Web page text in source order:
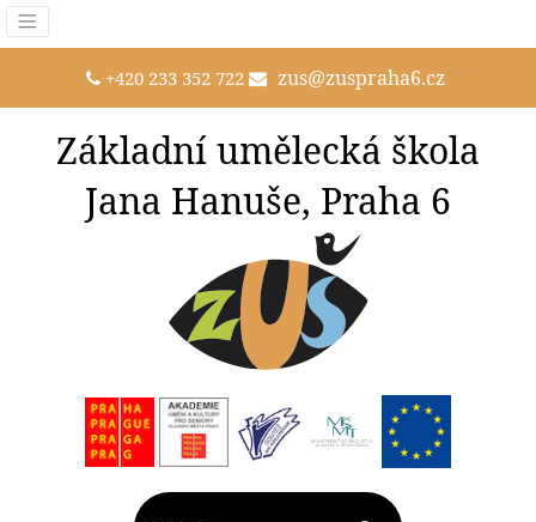
+420 233 352 722 zus@zuspraha6.cz
Základní umělecká škola
Jana Hanuše, Praha 6